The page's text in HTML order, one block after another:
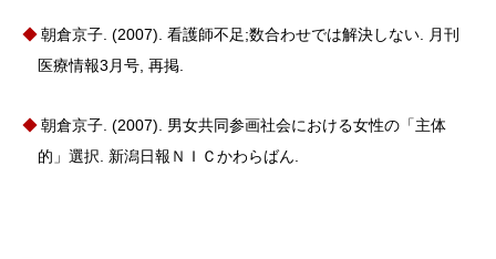
朝倉京子. (2007). 看護師不足;数合わせでは解決しない. 月刊
医療情報3月号, 再掲.
朝倉京子. (2007). 男女共同参画社会における女性の「主体
的」選択. 新潟日報ＮＩＣかわらばん.